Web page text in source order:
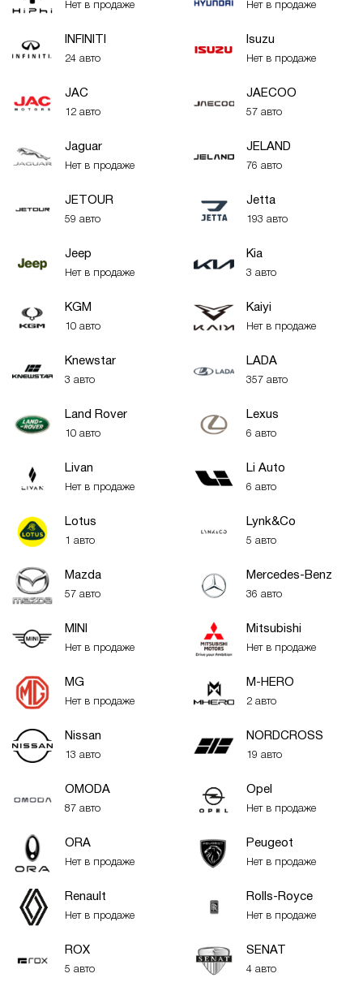
Нет в продаже Нет в продаже
INFINITI
24 авто
Isuzu
Нет в продаже
JAC
12 авто
JAECOO
57 авто
Jaguar
Нет в продаже
JELAND
76 авто
JETOUR
59 авто
Jetta
193 авто
Jeep
Нет в продаже
Kia
3 авто
KGM
10 авто
Kaiyi
Нет в продаже
Knewstar
3 авто
LADA
357 авто
Land Rover
10 авто
Lexus
6 авто
Livan
Нет в продаже
Li Auto
6 авто
Lotus
1 авто
Lynk&Co
5 авто
Mazda
57 авто
Mercedes-Benz
36 авто
MINI
Нет в продаже
Mitsubishi
Нет в продаже
MG
Нет в продаже
M-HERO
2 авто
Nissan
13 авто
NORDCROSS
19 авто
OMODA
87 авто
Opel
Нет в продаже
ORA
Нет в продаже
Peugeot
Нет в продаже
Renault
Нет в продаже
Rolls-Royce
Нет в продаже
ROX
5 авто
SENAT
4 авто